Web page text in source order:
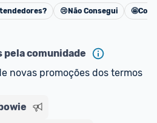
Cancelar
😢 Não Consegui 🤩
comunidade
novas promoções dos termos